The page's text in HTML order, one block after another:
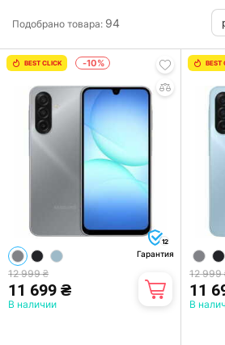
Подобрано товара: 94
BEST CLICK -10%
12
Гарантия
12 999 ₴
11 699 ₴
В наличии
BEST
12 999
11
В